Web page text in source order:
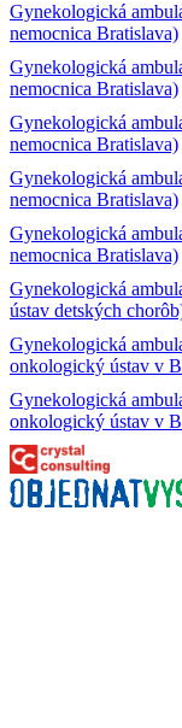
Gynekologická
nemocnica Bratislava)
Gynekologická
nemocnica Bratislava)
Gynekologická
nemocnica Bratislava)
Gynekologická
nemocnica Bratislava)
Gynekologická
nemocnica Bratislava)
Gynekologická
ústav detských
Gynekologická
onkologický ústav v
Gynekologická
onkologický ústav v